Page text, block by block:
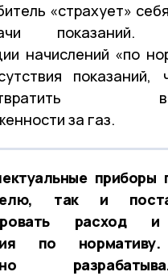
«страхует»
показаний.
начислений «по
показаний,
за газ.
приборы
так и
расход
по нормативу.